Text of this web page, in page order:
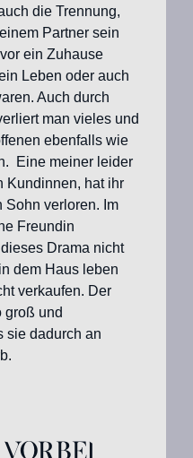
die Trennung,
Partner sein
ein Zuhause
Leben oder auch
Auch durch
man vieles und
ebenfalls wie
Eine meiner leider
Kundinnen, hat ihr
Sohn verloren. Im
Freundin
Drama nicht
dem Haus leben
verkaufen. Der
groß und
sie dadurch an
vorbei